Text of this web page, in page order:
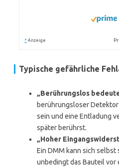
* Anzeige
Typische gefährliche
„Berührungslos
berührungsloser
sein und eine Entladung
später berührst.
„Hoher
Ein DMM kann sich
unbedingt das Bauteil vor